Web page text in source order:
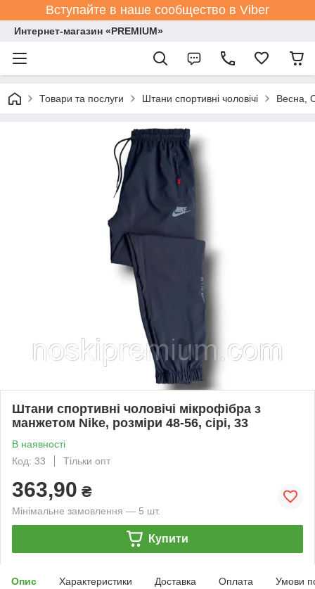
Вступайте в наше сообщество в Viber
Интернет-магазин «PREMIUM»
Товари та послуги Штани спортивні чоловічі Весна,
Штани спортивні чоловічі мікрофібра з
манжетом Nike, розміри 48-56, сірі, 33
В наявності
Код: 33
Тільки опт
363,90 ₴
Мінімальне замовлення — 5 шт.
Купити
Опис Характеристики Доставка Оплата Умови